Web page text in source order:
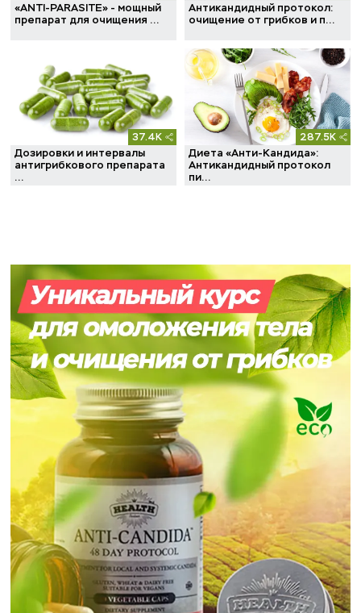
«ANTI-PARASITE» - мощный
препарат для очищения ...
Антикандидный протокол:
очищение от грибков и п...
37.4K
Дозировки и интервалы
антигрибкового препарата
...
287.5K
Диета «Анти-Кандида»:
Антикандидный протокол
пи...